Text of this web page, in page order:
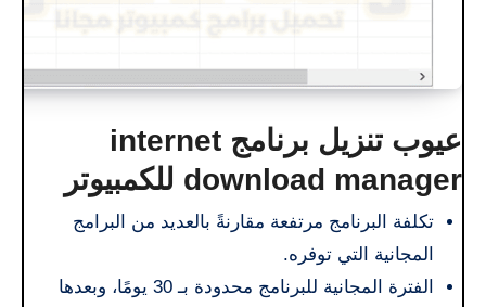
عيوب تنزيل برنامج internet
download manager للكمبيوتر
تكلفة البرنامج مرتفعة مقارنةً بالعديد من البرامج
المجانية التي توفره.
الفترة المجانية للبرنامج محدودة بـ 30 يومًا، وبعدها